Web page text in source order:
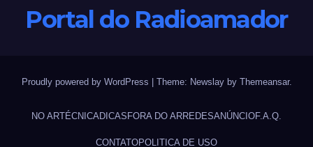
Portal do Radioamador
Proudly powered by WordPress Theme: Newslayby Themeansar.
NO ARTÉCNICADICASFORA DO ARREDESANÚNCIOF.A.Q.
CONTATOPOLITICA DE USO